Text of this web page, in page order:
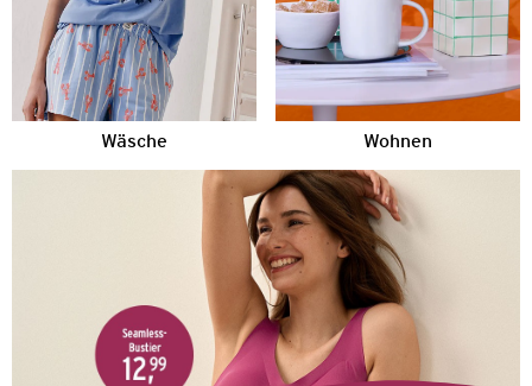
Wäsche Wohnen